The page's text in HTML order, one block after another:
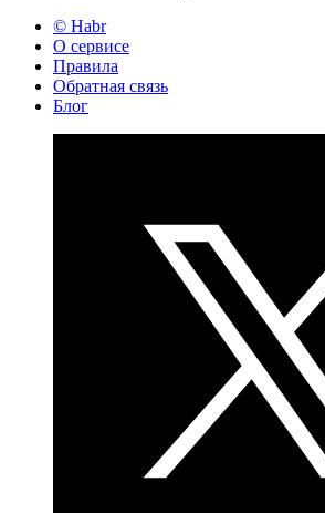
© Habr
О сервисе
Правила
Обратная связь
Блог